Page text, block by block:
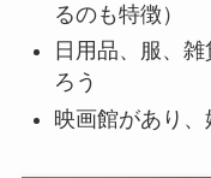
るのも特徴）
日用品、服、
ろう
映画館があり、